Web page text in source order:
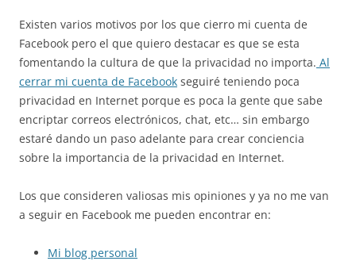
Existen varios motivos por los que cierro mi cuenta de
Facebook pero el que quiero destacar es que se esta
fomentando la cultura de que la privacidad no importa. Al
cerrar mi cuenta de Facebook seguiré teniendo poca
privacidad en Internet porque es poca la gente que sabe
encriptar correos electrónicos, chat, etc… sin embargo
estaré dando un paso adelante para crear conciencia
sobre la importancia de la privacidad en Internet.
Los que consideren valiosas mis opiniones y ya no me van
a seguir en Facebook me pueden encontrar en:
Mi blog personal